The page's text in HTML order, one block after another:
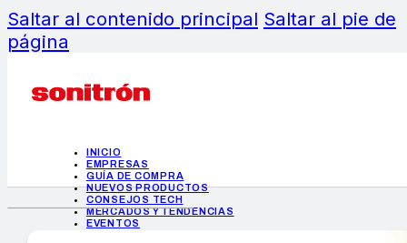
Saltar al contenido principal Saltar al pie de
página
INICIO
EMPRESAS
GUÍA DE COMPRA
NUEVOS PRODUCTOS
CONSEJOS TECH
MERCADOS Y TENDENCIAS
EVENTOS